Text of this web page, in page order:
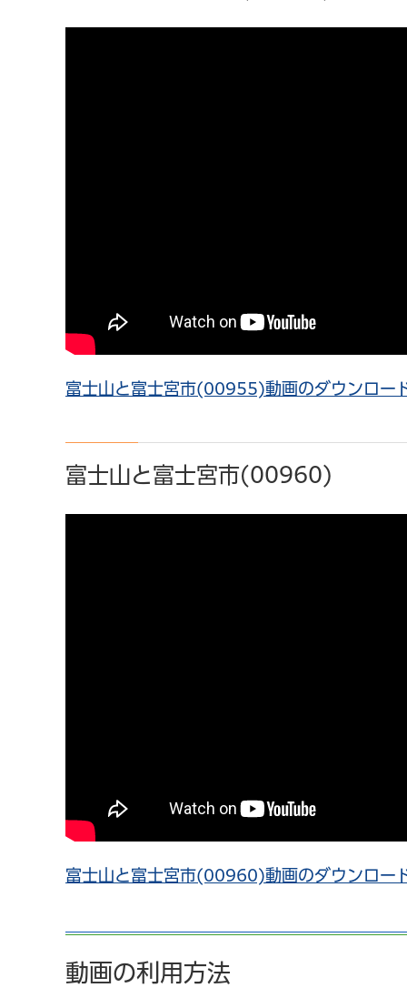
富士山と富士宮市(00955)動画のダウンロー
富士山と富士宮市(00960)
富士山と富士宮市(00960)動画のダウンロー
動画の利用方法